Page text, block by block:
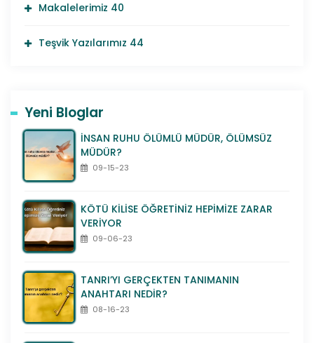
Makalelerimiz 40
Teşvik Yazılarımız 44
Yeni Bloglar
İNSAN RUHU ÖLÜMLÜ MÜDÜR, ÖLÜMSÜZ
MÜDÜR?
09-15-23
KÖTÜ KİLİSE ÖĞRETİNİZ HEPİMİZE ZARAR
VERİYOR
09-06-23
TANRI’YI GERÇEKTEN TANIMANIN
ANAHTARI NEDİR?
08-16-23